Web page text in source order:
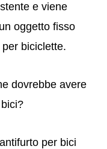
e viene
oggetto fisso
biciclette.
dovrebbe avere
per bici